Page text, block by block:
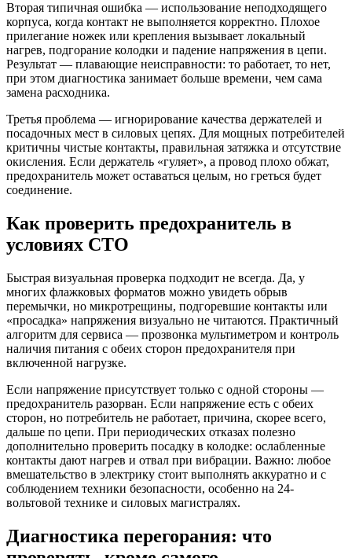
Вторая типичная ошибка — использование неподходящего
корпуса, когда контакт не выполняется корректно. Плохое
прилегание ножек или крепления вызывает локальный
нагрев, подгорание колодки и падение напряжения в цепи.
Результат — плавающие неисправности: то работает, то нет,
при этом диагностика занимает больше времени, чем сама
замена расходника.
Третья проблема — игнорирование качества держателей и
посадочных мест в силовых цепях. Для мощных потребителей
критичны чистые контакты, правильная затяжка и отсутствие
окисления. Если держатель «гуляет», а провод плохо обжат,
предохранитель может оставаться целым, но греться будет
соединение.
Как проверить предохранитель в
условиях СТО
Быстрая визуальная проверка подходит не всегда. Да, у
многих флажковых форматов можно увидеть обрыв
перемычки, но микротрещины, подгоревшие контакты или
«просадка» напряжения визуально не читаются. Практичный
алгоритм для сервиса — прозвонка мультиметром и контроль
наличия питания с обеих сторон предохранителя при
включенной нагрузке.
Если напряжение присутствует только с одной стороны —
предохранитель разорван. Если напряжение есть с обеих
сторон, но потребитель не работает, причина, скорее всего,
дальше по цепи. При периодических отказах полезно
дополнительно проверить посадку в колодке: ослабленные
контакты дают нагрев и отвал при вибрации. Важно: любое
вмешательство в электрику стоит выполнять аккуратно и с
соблюдением техники безопасности, особенно на 24-
вольтовой технике и силовых магистралях.
Диагностика перегорания: что